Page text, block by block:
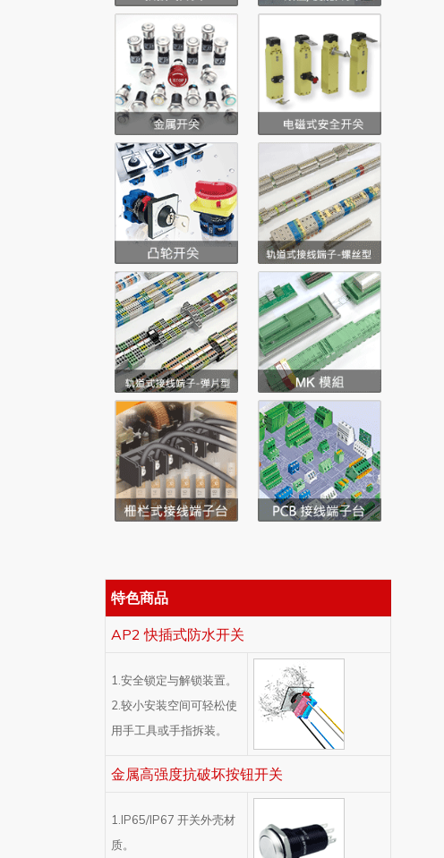
特色商品
AP2 快插式防水开关
1.安全锁定与解锁装置。
2.较小安装空间可轻松使
用手工具或手指拆装。
金属高强度抗破坏按钮开关
1.IP65/IP67 开关外壳材
质。